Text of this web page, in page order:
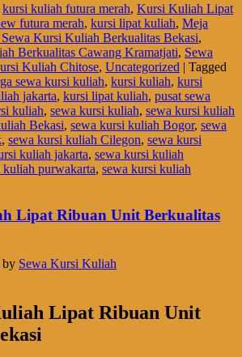
kursi kuliah futura merah, Kursi Kuliah Lipat
futura merah, kursi lipat kuliah, Meja
Sewa Kursi Kuliah Berkualitas Bekasi,
Berkualitas Cawang Kramatjati, Sewa
Kuliah Chitose, Uncategorized | Tagged
sewa kursi kuliah, kursi kuliah, kursi
jakarta, kursi lipat kuliah, pusat sewa
kuliah, sewa kursi kuliah, sewa kursi kuliah
Bekasi, sewa kursi kuliah Bogor, sewa
, sewa kursi kuliah Cilegon, sewa kursi
kuliah jakarta, sewa kursi kuliah
kuliah purwakarta, sewa kursi kuliah
Lipat Ribuan Unit Berkualitas
by Sewa Kursi Kuliah
Lipat Ribuan Unit